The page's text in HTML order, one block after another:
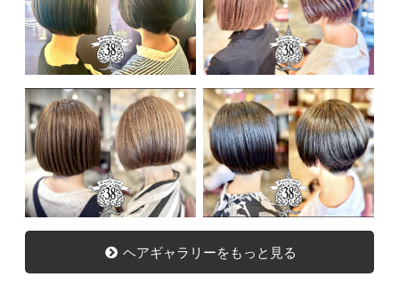
ヘアギャラリーをもっと見る